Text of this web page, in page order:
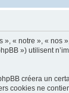
« notre », « nos
») utilisent
créera un
cookies ne